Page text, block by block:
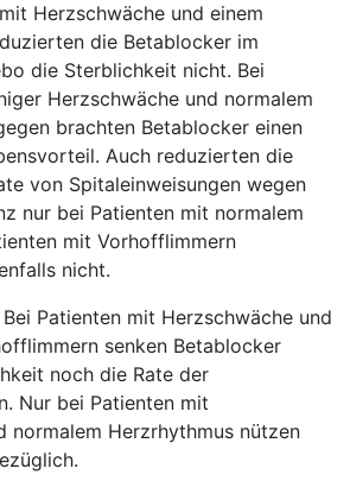
Herzschwäche und einem
die Betablocker im
die Sterblichkeit nicht. Bei
Herzschwäche und normalem
brachten Betablocker einen
Auch reduzierten die
von Spitaleinweisungen wegen
nur bei Patienten mit normalem
mit Vorhofflimmern
nicht.
Patienten mit Herzschwäche und
senken Betablocker
noch die Rate der
Nur bei Patienten mit
normalem Herzrhythmus nützen